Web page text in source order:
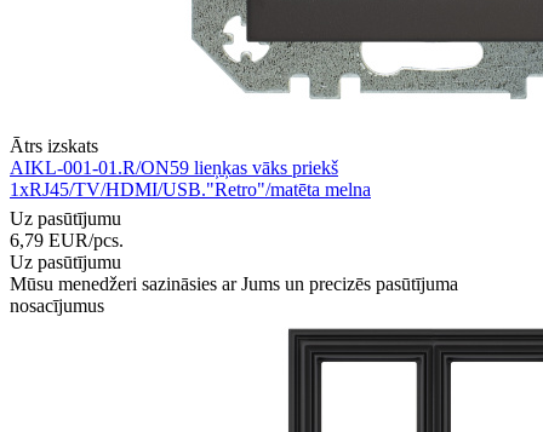
Ātrs izskats
AIKL-001-01.R/ON59 lieņķas vāks priekš
1xRJ45/TV/HDMI/USB."Retro"/matēta melna
Uz pasūtījumu
6,79 EUR/pcs.
Uz pasūtījumu
Mūsu menedžeri sazināsies ar Jums un precizēs pasūtījuma
nosacījumus